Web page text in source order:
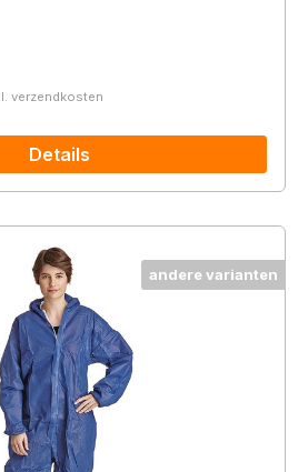
verzendkosten
Details
andere varianten